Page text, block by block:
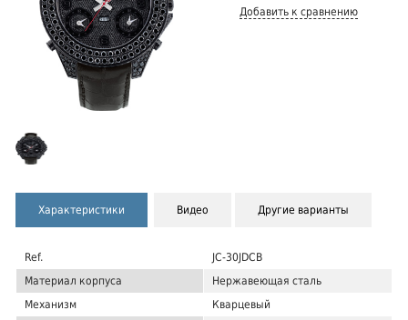
Добавить к сравнению
Характеристики Видео Другие варианты
Ref.
JC-30JDCB
Материал корпуса
Нержавеющая сталь
Механизм
Кварцевый